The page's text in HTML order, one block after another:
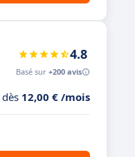
4.8
Basé sur +200 avis
12,00 € /mois